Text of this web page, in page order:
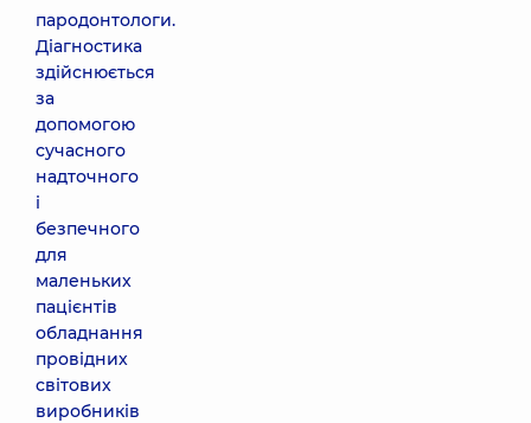
пародонтологи.
Діагностика
здійснюється
за
допомогою
сучасного
надточного
і
безпечного
для
маленьких
пацієнтів
обладнання
провідних
світових
виробників